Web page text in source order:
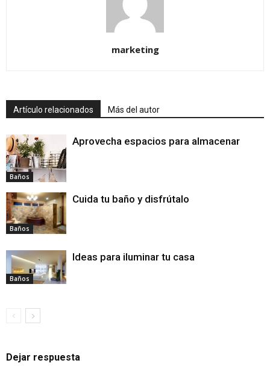
marketing
Artículo relacionados Más del autor
Baños
Aprovecha espacios para almacenar
Baños
Cuida tu baño y disfrútalo
Baños
Ideas para iluminar tu casa
Dejar respuesta